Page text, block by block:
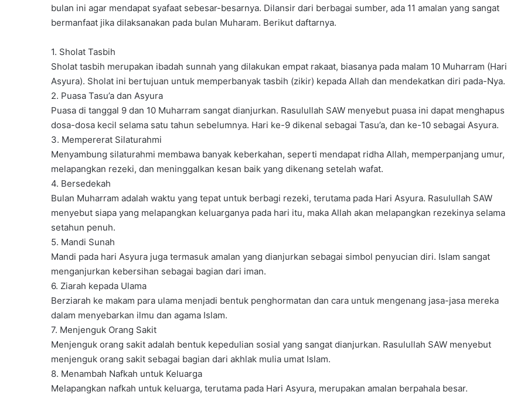
bulan ini agar mendapat syafaat sebesar-besarnya. Dilansir dari berbagai sumber, ada 11 amalan yang sangat
bermanfaat jika dilaksanakan pada bulan Muharam. Berikut daftarnya.
1. Sholat Tasbih
Sholat tasbih merupakan ibadah sunnah yang dilakukan empat rakaat, biasanya pada malam 10 Muharram (Hari
Asyura). Sholat ini bertujuan untuk memperbanyak tasbih (zikir) kepada Allah dan mendekatkan diri pada-Nya.
2. Puasa Tasu’a dan Asyura
Puasa di tanggal 9 dan 10 Muharram sangat dianjurkan. Rasulullah SAW menyebut puasa ini dapat menghapus
dosa-dosa kecil selama satu tahun sebelumnya. Hari ke-9 dikenal sebagai Tasu’a, dan ke-10 sebagai Asyura.
3. Mempererat Silaturahmi
Menyambung silaturahmi membawa banyak keberkahan, seperti mendapat ridha Allah, memperpanjang umur,
melapangkan rezeki, dan meninggalkan kesan baik yang dikenang setelah wafat.
4. Bersedekah
Bulan Muharram adalah waktu yang tepat untuk berbagi rezeki, terutama pada Hari Asyura. Rasulullah SAW
menyebut siapa yang melapangkan keluarganya pada hari itu, maka Allah akan melapangkan rezekinya selama
setahun penuh.
5. Mandi Sunah
Mandi pada hari Asyura juga termasuk amalan yang dianjurkan sebagai simbol penyucian diri. Islam sangat
menganjurkan kebersihan sebagai bagian dari iman.
6. Ziarah kepada Ulama
Berziarah ke makam para ulama menjadi bentuk penghormatan dan cara untuk mengenang jasa-jasa mereka
dalam menyebarkan ilmu dan agama Islam.
7. Menjenguk Orang Sakit
Menjenguk orang sakit adalah bentuk kepedulian sosial yang sangat dianjurkan. Rasulullah SAW menyebut
menjenguk orang sakit sebagai bagian dari akhlak mulia umat Islam.
8. Menambah Nafkah untuk Keluarga
Melapangkan nafkah untuk keluarga, terutama pada Hari Asyura, merupakan amalan berpahala besar.